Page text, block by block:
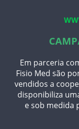
Em parceria
Fisio Med são
vendidos a
disponibiliza
e sob medida